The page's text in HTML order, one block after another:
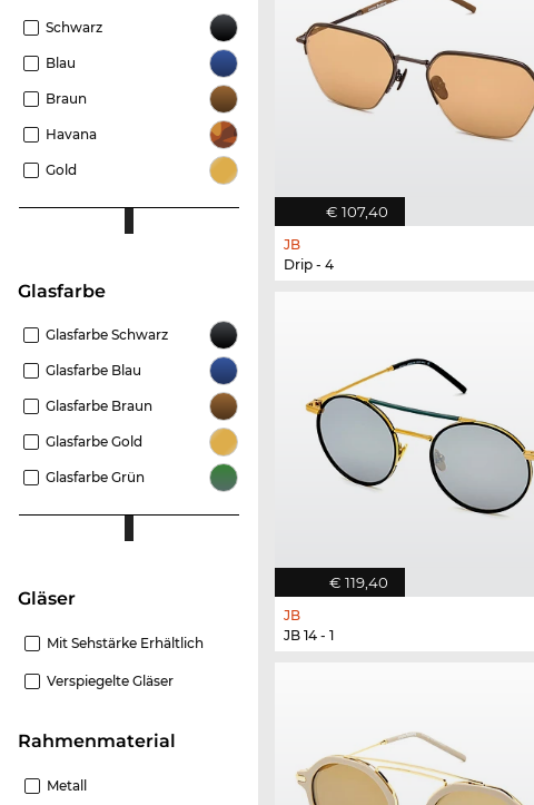
Schwarz
Blau
Braun
Havana
Gold
Glasfarbe
Glasfarbe Schwarz
Glasfarbe Blau
Glasfarbe Braun
Glasfarbe Gold
Glasfarbe Grün
Gläser
Mit Sehstärke Erhältlich
Verspiegelte Gläser
Rahmenmaterial
Metall
€ 107,40
JB
Drip - 4
€ 119,40
JB
JB 14 - 1